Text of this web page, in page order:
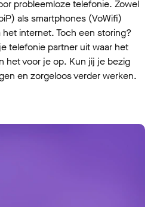
probleemloze telefonie. Zowel
als smartphones (VoWifi)
internet. Toch een storing?
telefonie partner uit waar het
het voor je op. Kun jij je bezig
en zorgeloos verder werken.